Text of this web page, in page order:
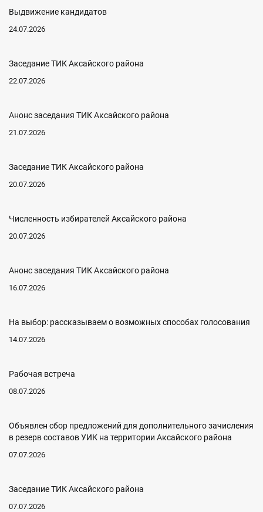
Выдвижение кандидатов
24.07.2026
Заседание ТИК Аксайского района
22.07.2026
Анонс заседания ТИК Аксайского района
21.07.2026
Заседание ТИК Аксайского района
20.07.2026
Численность избирателей Аксайского района
20.07.2026
Анонс заседания ТИК Аксайского района
16.07.2026
На выбор: рассказываем о возможных способах голосования
14.07.2026
Рабочая встреча
08.07.2026
Объявлен сбор предложений для дополнительного зачисления
в резерв составов УИК на территории Аксайского района
07.07.2026
Заседание ТИК Аксайского района
07.07.2026